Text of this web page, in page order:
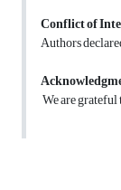
Conflict of
Authors
We are